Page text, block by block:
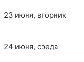
23 июня, вторник
24 июня, среда